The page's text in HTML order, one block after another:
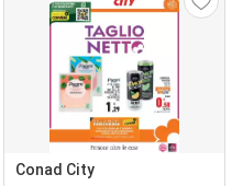
Conad City